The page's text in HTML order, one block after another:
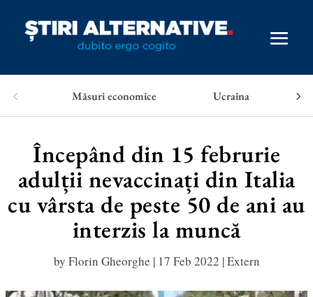
Măsuri economice Ucraina
Începând din 15 februrie
adulții nevaccinați din Italia
cu vârsta de peste 50 de ani au
interzis la muncă
by Florin Gheorghe | 17 Feb 2022 |Extern